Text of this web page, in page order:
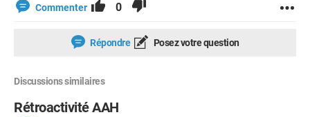
Commenter 0
Répondre Posez votre question
Discussions similaires
Rétroactivité AAH